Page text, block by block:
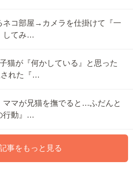
ネコ部屋→カメラを仕掛けて『一
してみ…
猫が『何かしている』と思った
れた『…
ママが兄猫を撫でると…ふだんと
行動』…
事をもっと見る